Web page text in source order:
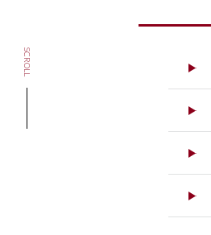
SCROLL